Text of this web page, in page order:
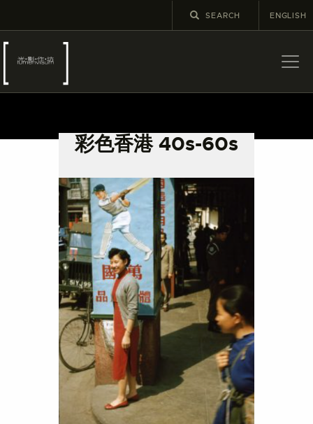
ENGLISH
彩色香港 40s-60s
最新消息
展覽
教育及外展
學校課程
出版
更多攝影資訊